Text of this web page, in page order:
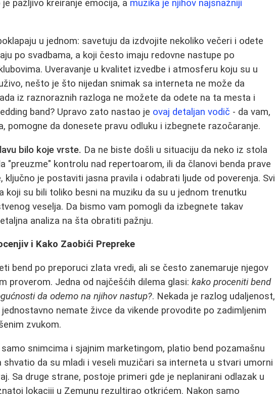
pažljivo kreiranje emocija, a muzika je njihov najsnažniji
u jednom: savetuju da izdvojite nekoliko večeri i odete
po svadbama, a koji često imaju redovne nastupe po
Uveravanje u kvalitet izvedbe i atmosferu koju su u
nešto je što nijedan snimak sa interneta ne može da
iz raznoraznih razloga ne možete da odete na ta mesta i
band? Upravo zato nastao je ovaj detaljan vodič - da vam,
pomogne da donesete pravu odluku i izbegnete razočaranje.
bilo koje vrste. Da ne biste došli u situaciju da neko iz stola
"preuzme" kontrolu nad repertoarom, ili da članovi benda prave
ključno je postaviti jasna pravila i odabrati ljude od poverenja. Svi
koji su bili toliko besni na muziku da su u jednom trenutku
veselja. Da bismo vam pomogli da izbegnete takav
analiza na šta obratiti pažnju.
i Kako Zaobići Prepreke
bend po preporuci zlata vredi, ali se često zanemaruje njegov
proverom. Jedna od najčešćih dilema glasi:kako proceniti bend
da odemo na njihov nastup?. Nekada je razlog udaljenost,
nemate živce da vikende provodite po zadimljenim
zvukom.
snimcima i sjajnim marketingom, platio bend pozamašnu
shvatio da su mladi i veseli muzičari sa interneta u stvari umorni
Sa druge strane, postoje primeri gde je neplanirani odlazak u
lokaciji u Zemunu rezultirao otkrićem. Nakon samo